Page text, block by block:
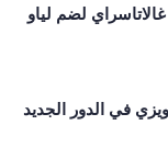
لضم لياو
في الدور الجديد